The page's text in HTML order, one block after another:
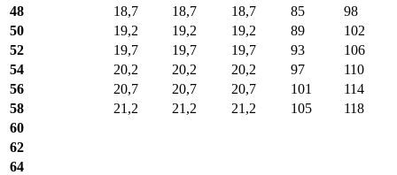
48
18,7 18,7 18,7 85
98
50
19,2 19,2 19,2 89
102
52
19,7 19,7 19,7 93
106
54
20,2 20,2 20,2 97
110
56
20,7 20,7 20,7 101
114
58
21,2 21,2 21,2 105
118
60
62
64